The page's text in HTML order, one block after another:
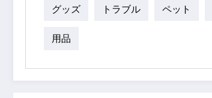
グッズ トラブル ペット
用品